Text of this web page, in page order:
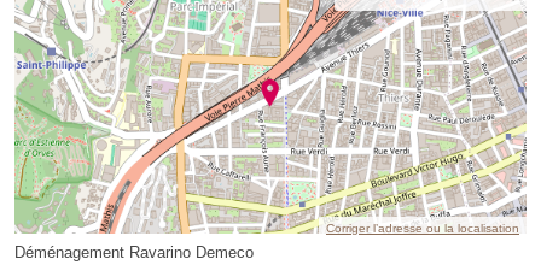
Corriger l’adresse ou la localisation
Déménagement Ravarino Demeco